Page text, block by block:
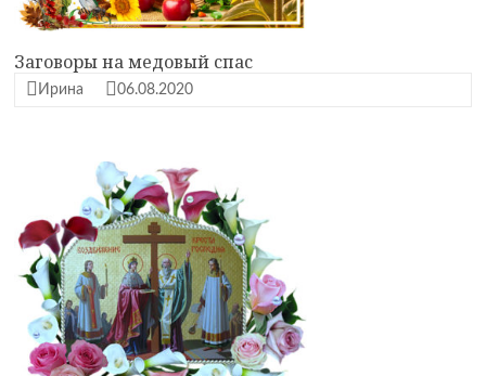
Заговоры на медовый спас
Ирина 06.08.2020